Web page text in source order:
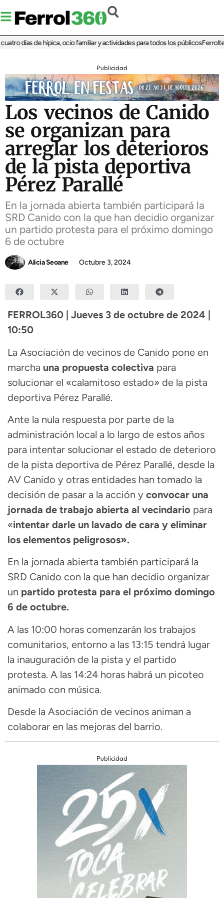
días de hípica, ocio familiar y actividades para todos los públicos
Publicidad
Los vecinos de Canido
se organizan para
arreglar los deterioros
de la pista deportiva
Pérez Parallé
En la jornada abierta también participará la
SRD Canido con la que han decidio organizar
un partido protesta para el próximo domingo
6 de octubre
Alicia Seoane Octubre 3, 2024
FERROL360 | Jueves 3 de octubre de 2024 |
10:50
La Asociación de vecinos de Canido pone en
marcha una propuesta colectiva para
solucionar el «calamitoso estado» de la pista
deportiva Pérez Parallé.
Ante la nula respuesta por parte de la
administración local a lo largo de estos años
para intentar solucionar el estado de deterioro
de la pista deportiva de Pérez Parallé, desde la
AV Canido y otras entidades han tomado la
decisión de pasar a la acción y convocar una
jornada de trabajo abierta al vecindario para
«intentar darle un lavado de cara y eliminar
los elementos peligrosos».
En la jornada abierta también participará la
SRD Canido con la que han decidio organizar
un partido protesta para el próximo domingo
6 de octubre.
A las 10:00 horas comenzarán los trabajos
comunitarios, entorno a las 13:15 tendrá lugar
la inauguración de la pista y el partido
protesta. A las 14:24 horas habrá un picoteo
animado con música.
Desde la Asociación de vecinos animan a
colaborar en las mejoras del barrio.
Publicidad